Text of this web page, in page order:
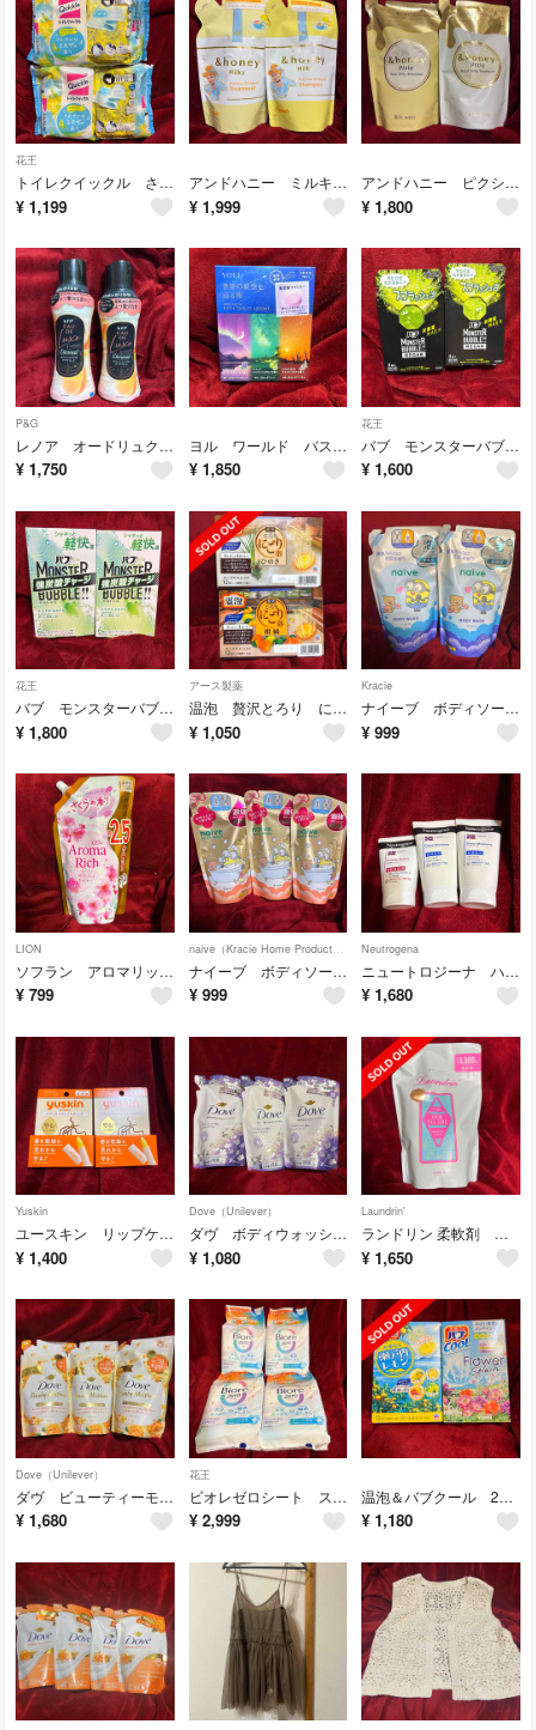
花王
トイレクイックル さわやかなミモザの香り ２つセット
¥ 1,199
アンドハニー ミルキー プレシャスEXリペア シャンプー＆トリートメント セット
¥ 1,999
アンドハニー ピクシー シルキーモイスト シャンプー＆トリートメント セット
¥ 1,800
P&G
レノア オードリュクス ホワイトムスク＆アプリコット ２つセット
¥ 1,750
ヨル ワールド バスタブレットアソート
¥ 1,850
花王
バブ モンスターバブル メガ スプラッシュ泡タイプ 2箱セット
¥ 1,600
花王
バブ モンスターバブル 強炭酸チャージ 6錠入り 2箱セット
¥ 1,800
アース製薬
温泡 贅沢とろり にごり浴 2種セット
¥ 1,050
Kracie
ナイーブ ボディソープ 詰替 泡タイプ ミニオン ２つセット
¥ 999
LION
ソフラン アロマリッチ さくらの香り
¥ 799
naive（Kracie Home Products）
ナイーブ ボディソープ 詰替 ミニオン ３つセット
¥ 999
Neutrogena
ニュートロジーナ ハンドクリーム 2種 ３つセット
¥ 1,680
Yuskin
ユースキン リップケアC ２つセット
¥ 1,400
Dove（Unilever）
ダヴ ボディウォッシュ ナイトギンモクセイ ３つセット
¥ 1,080
Laundrin'
ランドリン 柔軟剤 ホワイトティーの香り
¥ 1,650
Dove（Unilever）
ダヴ ビューティーモイスチャー 泡ボディウォッシュ キンモクセイ ３つセット
¥ 1,680
花王
ビオレゼロシート スパイスマジック 20枚入り 4つセット
¥ 2,999
温泡＆バブクール 2箱セット
¥ 1,180